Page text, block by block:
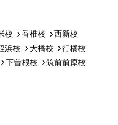
校 香椎校
西新校
浜校 大橋校
行橋校
下曽根校
筑前前原校